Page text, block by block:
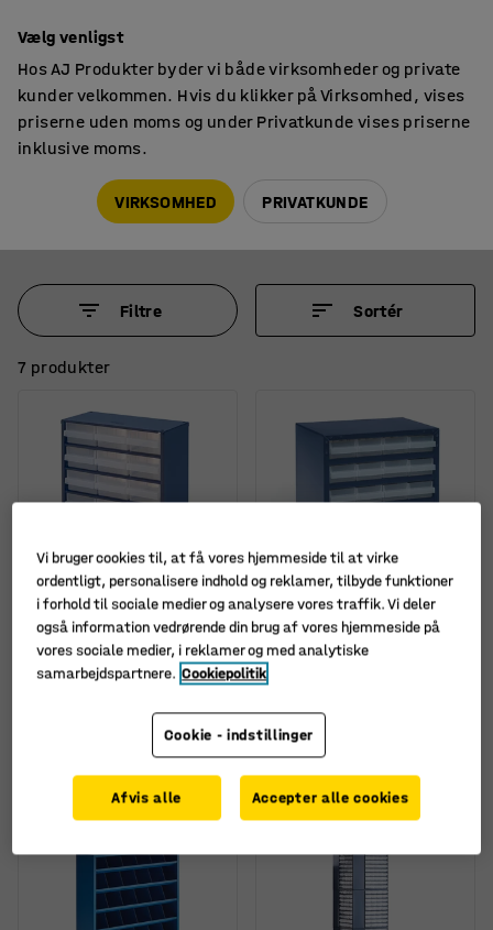
Sorteringskasser
Filtre Sortér
7 produkter
Fås i flere forskellige
kombinationer
Artikelskab, 18 skuffer
20823
ekskl. moms
KØB
Fås i flere forskellige
kombinationer
Artikelskab, 24 skuffer,
250-serien
Art. nr.:
1.015,-
ekskl. moms
Vælg venligst
Hos AJ Produkter byder vi både virksomheder og private
kunder velkommen. Hvis du klikker på Virksomhed, vises
priserne uden moms og under Privatkunde vises priserne
inklusive moms.
VIRKSOMHED PRIVATKUNDE
Vi bruger cookies til, at få vores hjemmeside til at virke
ordentligt, personalisere indhold og reklamer, tilbyde funktioner
i forhold til sociale medier og analysere vores traffik. Vi deler
også information vedrørende din brug af vores hjemmeside på
vores sociale medier, i reklamer og med analytiske
samarbejdspartnere. Cookiepolitik
Cookie - indstillinger
Afvis alle Accepter alle cookies